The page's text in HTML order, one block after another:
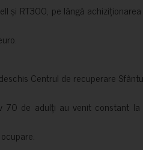
și RT300, pe lângă
Centrul de recuperare
70 de adulți au venit constant